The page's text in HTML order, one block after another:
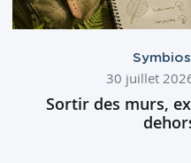
30 juillet
Sortir des murs,